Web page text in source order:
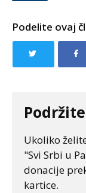
Podelite ovaj
Ukoliko
"Svi Srbi u
donacije
kartice.